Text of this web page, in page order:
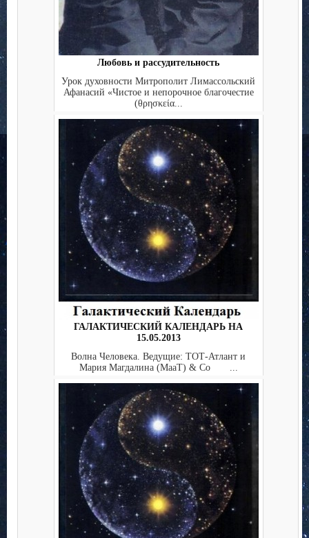
Любовь и рассудительность
Урок духовности Митрополит Лимассольский
Афанасий «Чистое и непорочное благочестие
(θρησκεία...
ГАЛАКТИЧЕСКИЙ КАЛЕНДАРЬ НА
15.05.2013
Волна Человека. Ведущие: ТОТ-Атлант и
Мария Магдалина (МааТ) & Co ...